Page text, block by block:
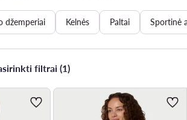
džemperiai Kelnės Paltai Sportinė
filtrai (1)